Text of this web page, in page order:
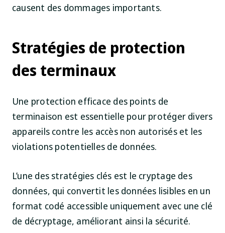
causent des dommages importants.
Stratégies de protection
des terminaux
Une protection efficace des points de
terminaison est essentielle pour protéger divers
appareils contre les accès non autorisés et les
violations potentielles de données.
L’une des stratégies clés est le cryptage des
données, qui convertit les données lisibles en un
format codé accessible uniquement avec une clé
de décryptage, améliorant ainsi la sécurité.